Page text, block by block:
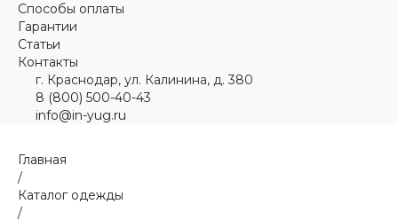
Способы оплаты
Гарантии
Статьи
Контакты
г. Краснодар, ул. Калинина, д. 380
8 (800) 500-40-43
info@in-yug.ru
Главная
/
Каталог одежды
/